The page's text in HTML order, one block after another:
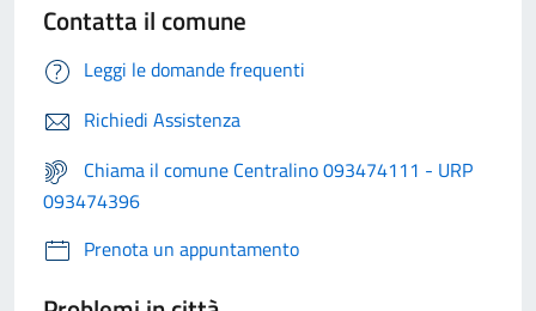
Contatta il comune
Leggi le domande frequenti
Richiedi Assistenza
Chiama il comune Centralino 093474111 - URP
093474396
Prenota un appuntamento